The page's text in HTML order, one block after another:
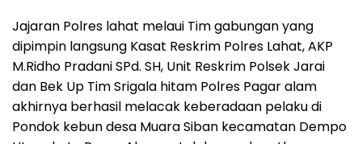
Jajaran Polres lahat melaui Tim gabungan yang
dipimpin langsung Kasat Reskrim Polres Lahat, AKP
M.Ridho Pradani SPd. SH, Unit Reskrim Polsek Jarai
dan Bek Up Tim Srigala hitam Polres Pagar alam
akhirnya berhasil melacak keberadaan pelaku di
Pondok kebun desa Muara Siban kecamatan Dempo